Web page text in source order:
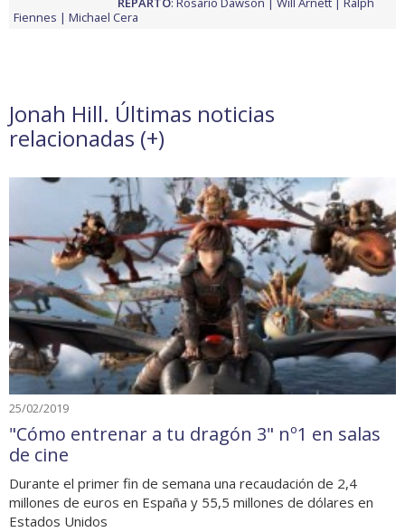
Fiennes
Michael Cera
Jonah Hill. Últimas noticias
relacionadas (+)
25/02/2019
"Cómo entrenar a tu dragón 3" nº1 en salas
de cine
Durante el primer fin de semana una recaudación de 2,4
millones de euros en España y 55,5 millones de dólares en
Estados Unidos